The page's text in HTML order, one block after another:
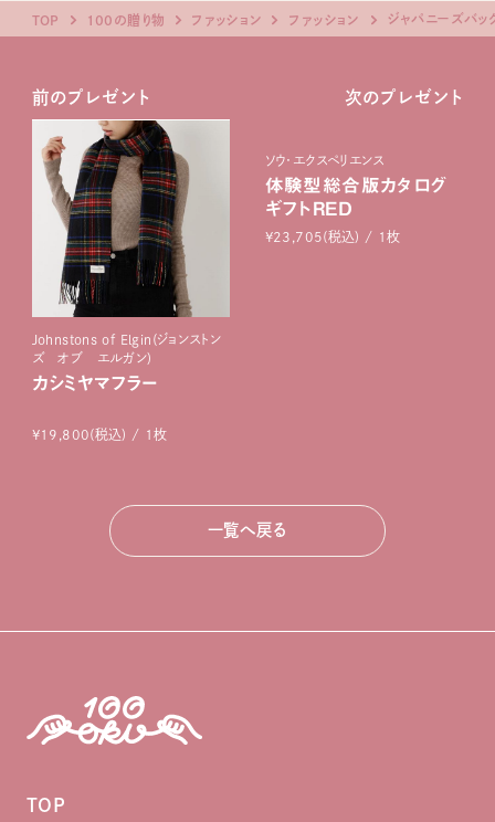
TOP 100の贈り物 ファッション ファッション ジャパニーズバッ
前のプレゼント
Johnstons of Elgin(ジョンストン
ズ オブ エルガン)
カシミヤマフラー
¥19,800(税込) / 1枚
次のプレゼント
ソウ・エクスペリエンス
体験型総合版カタログ
ギフトRED
¥23,705(税込) / 1枚
一覧へ戻る
TOP